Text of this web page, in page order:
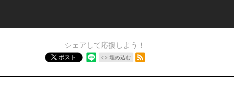
シェアして応援しよう！
ポスト 埋め込む